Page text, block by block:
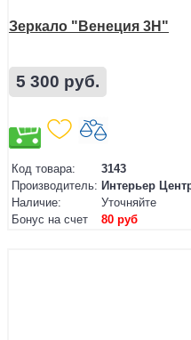
Зеркало "Венеция 3Н"
5 300 руб.
Код товара:
3143
Производитель: Интерьер
Наличие:
Уточняйте
Бонус на счет
80 руб